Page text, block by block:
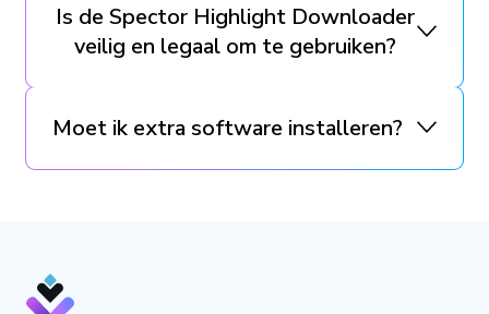
Is de Spector Highlight Downloader
veilig en legaal om te gebruiken?
Moet ik extra software installeren?